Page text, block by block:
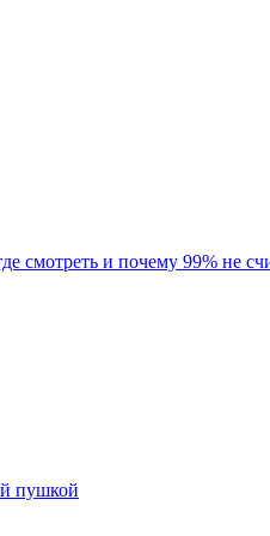
смотреть и почему 99% не
пушкой